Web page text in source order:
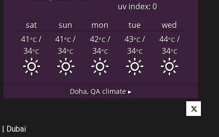
uv index: 0
sat
sun mon tue
wed
41°C/
34°C
41°C/
34°C
42°C/
34°C
43°C/
34°C
44°C/
34°C
Doha, QA climate ▸
Twitter
| Dubaï